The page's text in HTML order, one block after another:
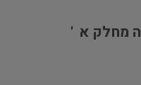
מחלק א '